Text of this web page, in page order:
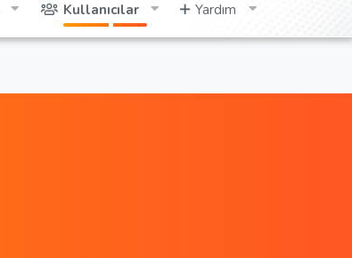
Giriş yap Kayıt ol
Kullanıcılar Yardım